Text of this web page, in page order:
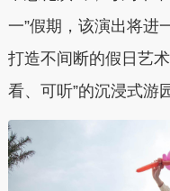
一”假期，该演出将进
打造不间断的假日艺
看、可听”的沉浸式游